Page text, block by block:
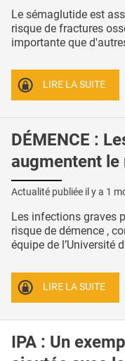
Le sémaglutide est
risque de fractures
importante que
LIRE LA SUITE
DÉMENCE :
augmentent le
Actualité publiée il y a 1
Les infections graves
risque de démence ,
équipe de l’Université
LIRE LA SUITE
IPA : Un